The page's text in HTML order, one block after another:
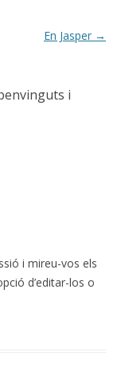
En Jasper →
i
i mireu-vos els
d’editar-los o